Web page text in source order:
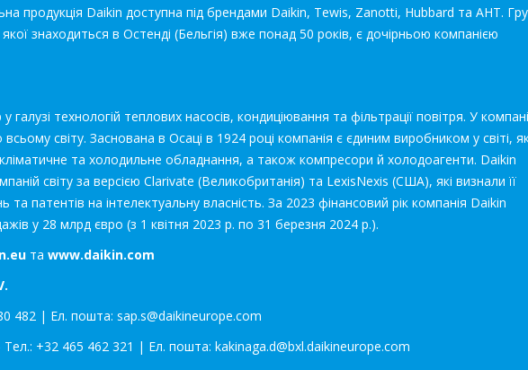
продукція Daikin доступна під брендами Daikin, Tewis, Zanotti, Hubbard та AHT.
знаходиться в Остенді (Бельгія) вже понад 50 років, є дочірньою компанією
технологій теплових насосів, кондиціювання та фільтрації повітря. У
світу. Заснована в Осаці в 1924 році компанія є єдиним виробником у світі,
та холодильне обладнання, а також компресори й холодоагенти. Daikin
світу за версією Clarivate (Великобританія) та LexisNexis (США), які визнали її
та патентів на інтелектуальну власність. За 2023 фінансовий рік компанія Daikin
у 28 млрд євро (з 1 квітня 2023 р. по 31 березня 2024 р.).
та www.daikin.com
482 | Ел. пошта: sap.s@daikineurope.com
+32 465 462 321 | Ел. пошта: kakinaga.d@bxl.daikineurope.com